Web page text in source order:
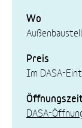
Wo
Preis
Im DASA-
DASA-